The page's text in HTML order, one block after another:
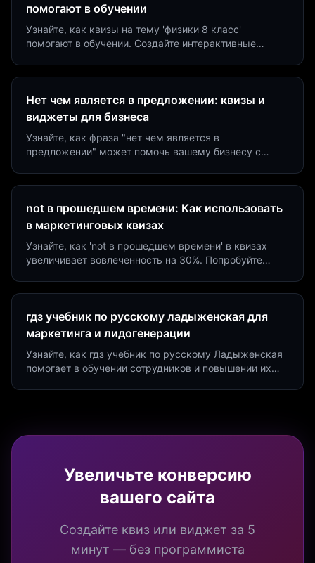
помогают в обучении
Узнайте, как квизы на тему 'физики 8 класс'
помогают в обучении. Создайте интерактивные
Нет чем является в предложении: квизы и
виджеты для бизнеса
Узнайте, как фраза "нет чем является в
предложении" может помочь вашему бизнесу с
not в прошедшем времени: Как использовать
в маркетинговых квизах
Узнайте, как 'not в прошедшем времени' в квизах
увеличивает вовлеченность на 30%. Попробуйте
гдз учебник по русскому ладыженская для
маркетинга и лидогенерации
Узнайте, как гдз учебник по русскому Ладыженская
помогает в обучении сотрудников и повышении их
Увеличьте конверсию
вашего сайта
Создайте квиз или виджет за 5
минут — без программиста